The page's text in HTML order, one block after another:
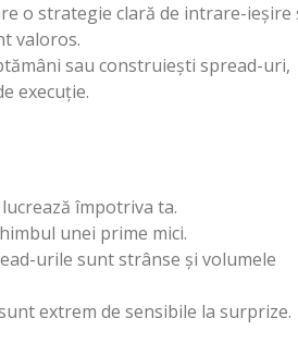
o strategie clară de intrare-ieșire
valoros.
sau construiești spread-uri,
execuție.
împotriva ta.
unei prime mici.
urile sunt strânse și volumele
extrem de sensibile la surprize.